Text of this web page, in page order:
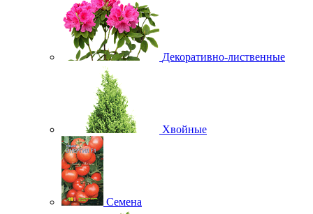
Декоративно-лиственные
Хвойные
Семена